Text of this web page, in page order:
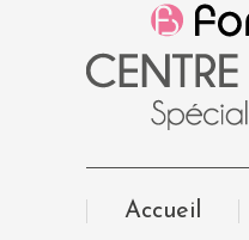
Accueil